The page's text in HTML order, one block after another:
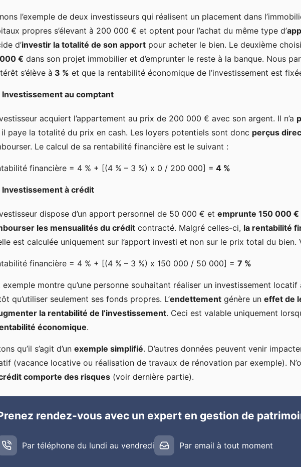
l’exemple de deux investisseurs qui réalisent un placement dans
propres s’élevant à 200 000 € et optent pour l’achat du même type d’
d’investir la totalité de son apport pour acheter le bien. Le deuxième
€ dans son projet immobilier et d’emprunter le reste à la banque. Nous
s’élève à 3 % et que la rentabilité économique de l’investissement est
Investissement au comptant
acquiert l’appartement au prix de 200 000 € avec son argent. Il n’a
paye la totalité du prix en cash. Les loyers potentiels sont donc perçus
Le calcul de sa rentabilité financière est le suivant :
financière = 4 % + [(4 % – 3 %) x 0 / 200 000] = 4 %
Investissement à crédit
dispose d’un apport personnel de 50 000 € etemprunte 150 000 €
les mensualités du crédit contracté. Malgré celles-ci, la rentabilité
est calculée uniquement sur l’apport investi et non sur le prix total du bien.
financière = 4 % + [(4 % – 3 %) x 150 000 / 50 000] =7 %
exemple montre qu’une personne souhaitant réaliser un investissement
qu’utiliser seulement ses fonds propres. L’endettement génère uneffet de
la rentabilité de l’investissement. Ceci est valable uniquement
économique.
qu’il s’agit d’unexemple simplifié. D’autres données peuvent venir
(vacance locative ou réalisation de travaux de rénovation par exemple).
comporte des risques (voir dernière partie).
rendez-vous avec un expert en gestion de
Par téléphone du lundi au vendredi Par email à tout moment